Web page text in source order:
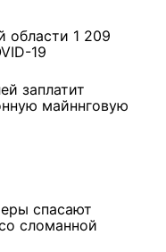
области 1 209
19
заплатит
майннговую
спасают
сломанной